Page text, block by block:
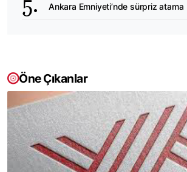
Ankara Emniyeti’nde sürpriz atama
Öne Çıkanlar